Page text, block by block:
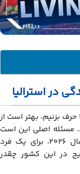
در استرالیا
حرف بزنیم، بهتر است از
مسئله اصلی این است
که هزینه زندگی ماهانه در استرالیا در سال 2026، برای یک فرد
در این کشور چقدر